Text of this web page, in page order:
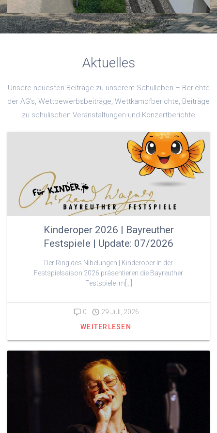
Aktuelles
Unsere neuesten Beiträge zu unserem Schulleben – Berichte
der AG’s, Wettbewerbsbeiträge, Wettkampfberichte, Beiträge
zu schulischen Veranstaltungen und Konzertberichte
Kinderoper 2026 | Bayreuther
Festspiele | Update: 07/2026
Der Ring des Nibelungen | Kinderoper In der
Festspielsaison 2026 präsentieren die Bayreuther
Festspiele im[…]
0
29 Juli, 2026
WEITERLESEN